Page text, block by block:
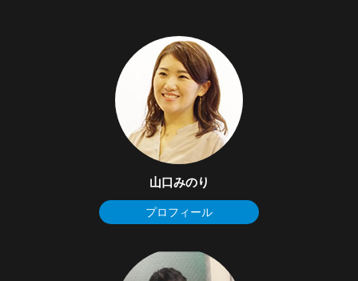
山口みのり
プロフィール